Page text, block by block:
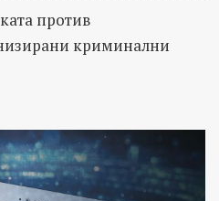
против
криминални